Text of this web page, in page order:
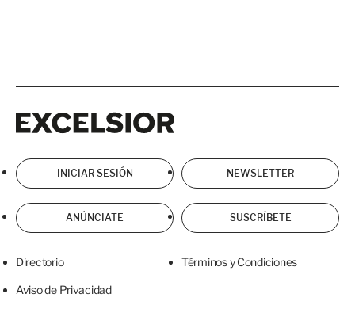
INICIAR SESIÓN NEWSLETTER
ANÚNCIATE SUSCRÍBETE
Directorio Términos y Condiciones
Aviso de Privacidad